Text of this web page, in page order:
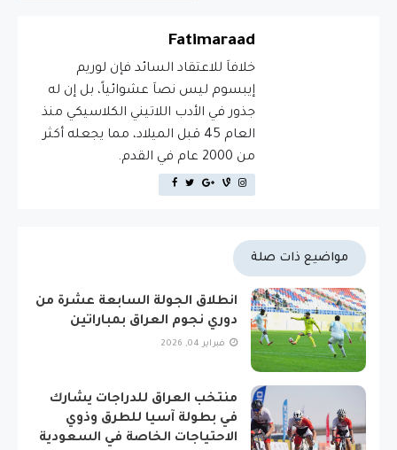
Fatimaraad
خلافاَ للاعتقاد السائد فإن لوريم
إيبسوم ليس نصاَ عشوائياً، بل إن له
جذور في الأدب اللاتيني الكلاسيكي منذ
العام 45 قبل الميلاد، مما يجعله أكثر
من 2000 عام في القدم.
مواضيع ذات صلة
انطلاق الجولة السابعة عشرة من
دوري نجوم العراق بمباراتين
فبراير 04, 2026
منتخب العراق للدراجات يشارك
في بطولة آسيا للطرق وذوي
الاحتياجات الخاصة في السعودية